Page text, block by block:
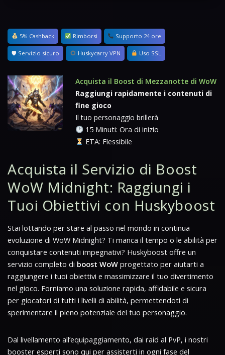
5% Cashback Rimborsi Supporto 24 ore
🛡 Servizio sicuro Huskycarry VPN Uso SSL
Acquista il Boost di Mezzanotte di WoW
Raggiungi rapidamente i contenuti di
fine gioco
Il tuo personaggio brillerà
15 Minuti: Ora di inizio
ETA: Flessibile
Acquista il Servizio di Boost
WoW Midnight: Raggiungi i
Tuoi Obiettivi con Huskyboost
Stai lottando per stare al passo nel mondo in continua
evoluzione di WoW Midnight? Ti manca il tempo o le abilità per
conquistare contenuti impegnativi? Huskyboost offre un
servizio completo di boost WoW progettato per aiutarti a
raggiungere i tuoi obiettivi e massimizzare il tuo divertimento
nel gioco. Forniamo una soluzione rapida, affidabile e sicura
per giocatori di tutti i livelli di abilità, permettendoti di
sperimentare il pieno potenziale del tuo personaggio.
Dal livellamento all’equipaggiamento, dai raid al PvP, i nostri
booster esperti sono qui per assisterti in ogni fase del